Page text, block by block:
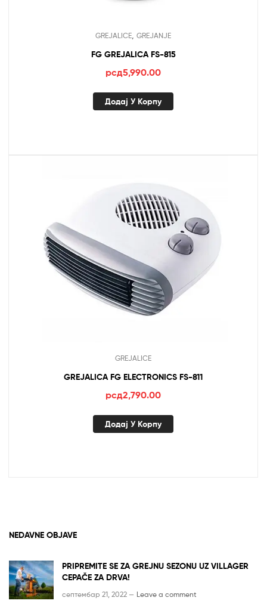
GREJALICE GREJANJE
FG GREJALICA FS-815
рсд5,990.00
Додај У Корпу
GREJALICE
GREJALICA FG ELECTRONICS FS-811
рсд2,790.00
Додај У Корпу
NEDAVNE OBJAVE
PRIPREMITE SE ZA GREJNU SEZONU UZ VILLAGER
CEPAČE ZA DRVA!
септембар 21, 2022 — Leave a comment